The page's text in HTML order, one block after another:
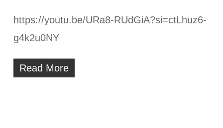
https://youtu.be/URa8-RUdGiA?si=ctLhuz6-
g4k2u0NY
Read More